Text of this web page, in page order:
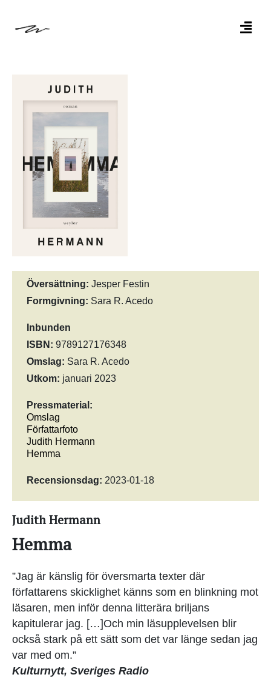
Översättning: Jesper Festin
Formgivning: Sara R. Acedo
Inbunden
ISBN: 9789127176348
Omslag: Sara R. Acedo
Utkom: januari 2023
Pressmaterial:
Omslag
Författarfoto
Judith Hermann
Hemma
Recensionsdag: 2023-01-18
Judith Hermann
Hemma
”Jag är känslig för översmarta texter där
författarens skicklighet känns som en blinkning mot
läsaren, men inför denna litterära briljans
kapitulerar jag. […]Och min läsupplevelsen blir
också stark på ett sätt som det var länge sedan jag
var med om.”
Kulturnytt, Sveriges Radio